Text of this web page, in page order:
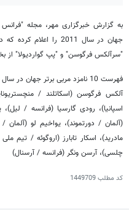
جهان در سال 2011 را
"سرآلکس فرگوسن" و "پپ گواردیولا" از
فهرست 10 نامزد مربی برتر جهان در سال 2010 به این شرح است:
آلکس فرگوسن (اسکاتلند /
اسپانیا)، رودی گارسیا (فرانسه / لیل)،
(آلمان / دورتموند)، یواخیم لو (آلمان
مادرید)، اسکار تابارز (اروگوئه / تیم
چلسی)، آرسن ونگر (فرانسه / آرسنال)
کد مطلب1449709